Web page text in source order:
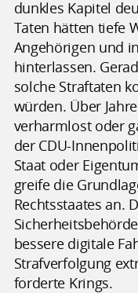
dunkles Kapitel
Taten hätten tiefe
Angehörigen und
hinterlassen.
solche Straftaten
würden. Über
verharmlost oder
der CDU-
Staat oder
greife die
Rechtsstaates an.
bessere digitale
Strafverfolgung
forderte Krings.